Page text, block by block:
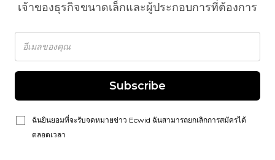
เจ้าของธุรกิจขนาดเล็กและผู้ประกอบการที่ต้องการ
Subscribe
ฉันยินยอมที่จะรับจดหมายข่าว Ecwid ฉันสามารถยกเลิกการสมัครได้
ตลอดเวลา